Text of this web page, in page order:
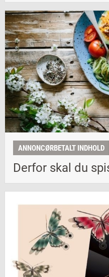
ANNONCØRBETALT INDHOLD
Derfor skal du